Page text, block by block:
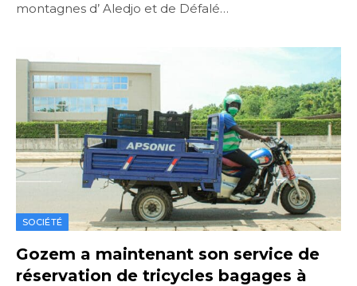
montagnes d’ Aledjo et de Défalé…
SOCIÉTÉ
Gozem a maintenant son service de
réservation de tricycles bagages à